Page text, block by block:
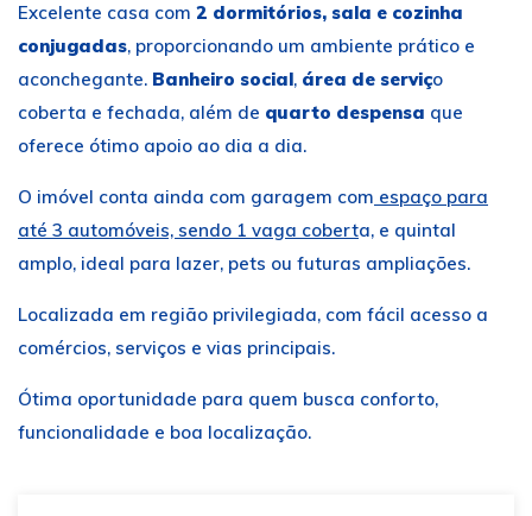
Excelente casa com 2 dormitórios, sala e cozinha
conjugadas, proporcionando um ambiente prático e
aconchegante. Banheiro social, área de serviço
coberta e fechada, além de quarto despensa que
oferece ótimo apoio ao dia a dia.
O imóvel conta ainda com garagem com espaço para
até 3 automóveis, sendo 1 vaga coberta, e quintal
amplo, ideal para lazer, pets ou futuras ampliações.
Localizada em região privilegiada, com fácil acesso a
comércios, serviços e vias principais.
Ótima oportunidade para quem busca conforto,
funcionalidade e boa localização.